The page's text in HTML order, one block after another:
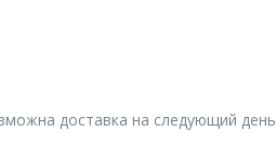
доставка на следующий день